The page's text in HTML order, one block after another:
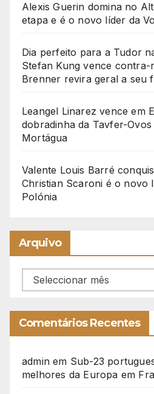
Alexis Guerin domina no
etapa e é o novo líder da
Dia perfeito para a Tudor
Stefan Kung vence
Brenner revira geral a seu
Leangel Linarez vence em
dobradinha da Tavfer-
Mortágua
Valente Louis Barré
Christian Scaroni é o novo
Polónia
Arquivo
Arquivo
Comentários Recentes
admin em Sub-23
melhores da Europa em